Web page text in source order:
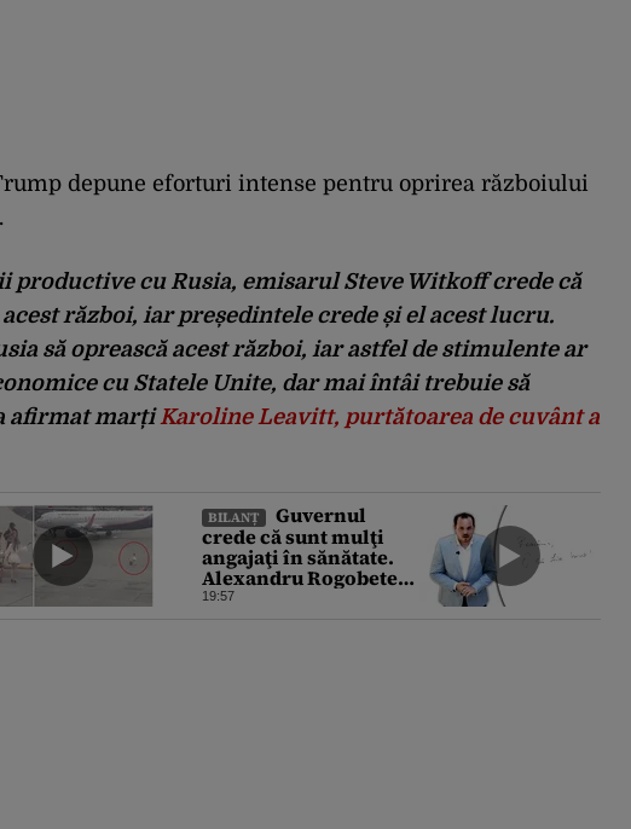
depune eforturi intense pentru oprirea războiului
productive cu Rusia, emisarul Steve Witkoff crede că
acest război, iar președintele crede și el acest lucru.
să oprească acest război, iar astfel de stimulente ar
cu Statele Unite, dar mai întâi trebuie să
afirmat marți Karoline Leavitt, purtătoarea de cuvânt a
BILANȚ
Guvernul
crede că sunt mulţi
angajaţi în sănătate.
Alexandru Rogobete
spune că nu e destul
19:57